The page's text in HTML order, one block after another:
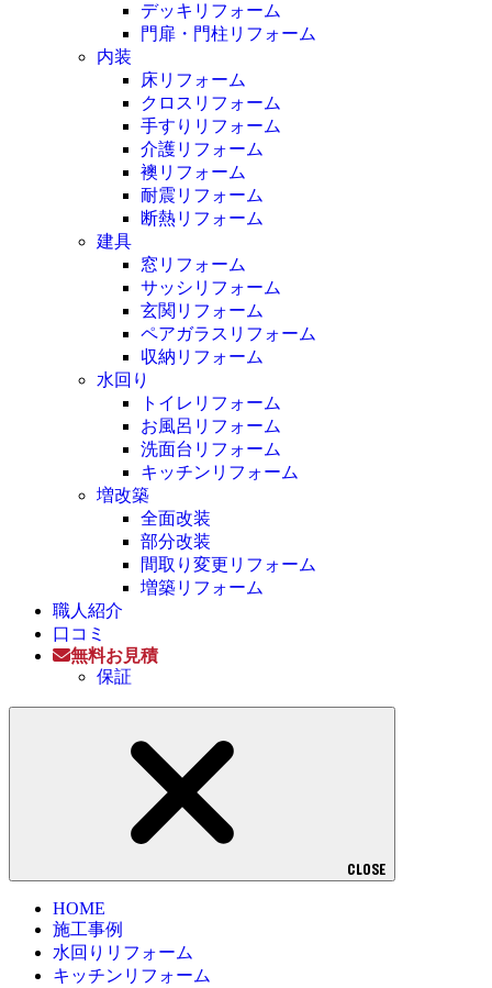
デッキリフォーム
門扉・門柱リフォーム
内装
床リフォーム
クロスリフォーム
手すりリフォーム
介護リフォーム
襖リフォーム
耐震リフォーム
断熱リフォーム
建具
窓リフォーム
サッシリフォーム
玄関リフォーム
ペアガラスリフォーム
収納リフォーム
水回り
トイレリフォーム
お風呂リフォーム
洗面台リフォーム
キッチンリフォーム
増改築
全面改装
部分改装
間取り変更リフォーム
増築リフォーム
職人紹介
口コミ
無料お見積
保証
CLOSE
HOME
施工事例
水回りリフォーム
キッチンリフォーム